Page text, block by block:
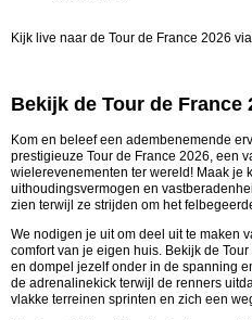
Kijk live naar de Tour de France 2026
Bekijk de Tour de France
Kom en beleef een adembenemende
prestigieuze Tour de France 2026, een
wielerevenementen ter wereld! Maak je
uithoudingsvermogen en
zien terwijl ze strijden om het
We nodigen je uit om deel uit te maken
comfort van je eigen huis. Bekijk de
en dompel jezelf onder in de spanning
de adrenalinekick terwijl de renners
vlakke terreinen sprinten en zich een